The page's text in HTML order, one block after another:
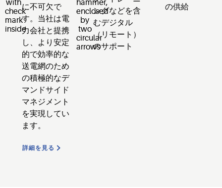
に不可欠で
す。当社は電
力会社と提携
し、より安定
的で効率的な
送電網のため
の積極的なデ
マンドサイド
マネジメント
を実現してい
ます。
詳細を見る
ングなどを含
むデジタル
（リモート）
のサポート
の供給